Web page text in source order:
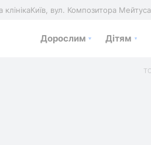
клінікаКиїв, вул. Композитора
Дорослим Дітям